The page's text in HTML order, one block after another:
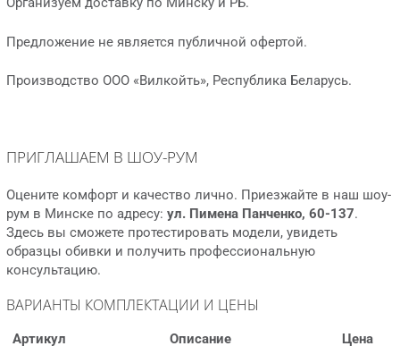
Предложение не является публичной офертой.
Производство ООО «Вилкойть», Республика Беларусь.
ПРИГЛАШАЕМ В ШОУ-РУМ
Оцените комфорт и качество лично. Приезжайте в наш шоу-
рум в Минске по адресу: ул. Пимена Панченко, 60-137.
Здесь вы сможете протестировать модели, увидеть
образцы обивки и получить профессиональную
консультацию.
ВАРИАНТЫ КОМПЛЕКТАЦИИ И ЦЕНЫ
Артикул Описание Цена